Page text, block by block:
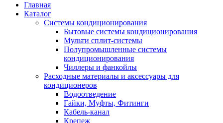
Главная
Каталог
Системы кондиционирования
Бытовые системы кондиционирования
Мульти сплит-системы
Полупромышленные системы
кондиционирования
Чиллеры и фанкойлы
Расходные материалы и аксессуары для
кондиционеров
Водоотведение
Гайки, Муфты, Фитинги
Кабель-канал
Крепеж